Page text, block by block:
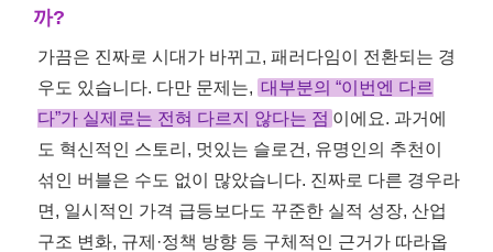
까?
가끔은 진짜로 시대가 바뀌고, 패러다임이 전환되는 경
우도 있습니다. 다만 문제는, 대부분의 “이번엔 다르
다”가 실제로는 전혀 다르지 않다는 점 이에요. 과거에
도 혁신적인 스토리, 멋있는 슬로건, 유명인의 추천이
섞인 버블은 수도 없이 많았습니다. 진짜로 다른 경우라
면, 일시적인 가격 급등보다도 꾸준한 실적 성장, 산업
구조 변화, 규제·정책 방향 등 구체적인 근거가 따라옵